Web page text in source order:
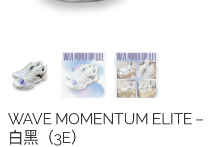
WAVE MOMENTUM ELITE –
白黑（3E）